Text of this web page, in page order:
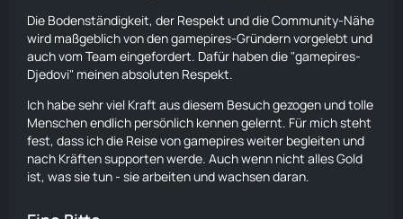
Die Bodenständigkeit, der Respekt und die Community-Nähe
wird maßgeblich von den gamepires-Gründern vorgelebt und
auch vom Team eingefordert. Dafür haben die "gamepires-
Djedovi" meinen absoluten Respekt.
Ich habe sehr viel Kraft aus diesem Besuch gezogen und tolle
Menschen endlich persönlich kennen gelernt. Für mich steht
fest, dass ich die Reise von gamepires weiter begleiten und
nach Kräften supporten werde. Auch wenn nicht alles Gold
ist, was sie tun - sie arbeiten und wachsen daran.